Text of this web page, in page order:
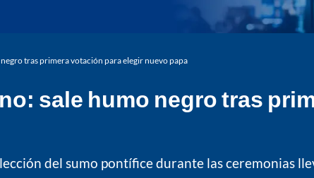
tras primera votación para elegir nuevo papa
sale humo negro tras
del sumo pontífice durante las ceremonias